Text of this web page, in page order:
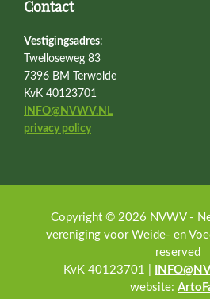
Contact
Vestigingsadres:
Twelloseweg 83
7396 BM Terwolde
KvK 40123701
INFO@NVWV.NL
privacy policy
Copyright © 2026 NVWV -
vereniging voor Weide- en
reserved
KvK 40123701 |
website: